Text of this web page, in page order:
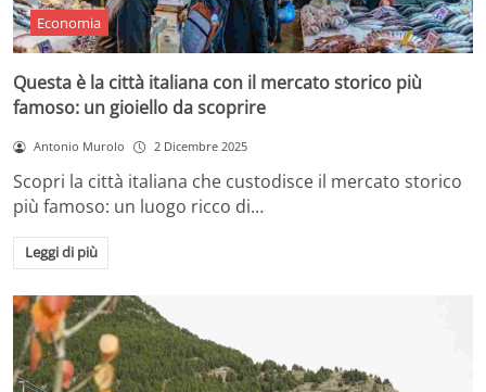
Economia
Questa è la città italiana con il mercato storico più
famoso: un gioiello da scoprire
Antonio Murolo 2 Dicembre 2025
Scopri la città italiana che custodisce il mercato storico
più famoso: un luogo ricco di…
Leggi di più